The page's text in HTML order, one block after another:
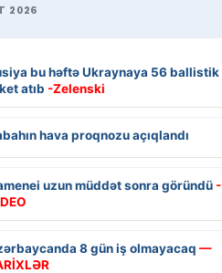
2026
bu həftə Ukraynaya 56 ballistik
atıb -Zelenski
hava proqnozu açıqlandı
uzun müddət sonra göründü -
8 gün iş olmayacaq —